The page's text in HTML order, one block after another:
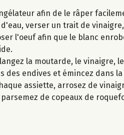
afin de le râper
d'eau, verser un trait de
l'oeuf afin que le blanc
la moutarde, le vinaigre,
des endives et émincez dans
assiette, arrosez de
de copeaux de